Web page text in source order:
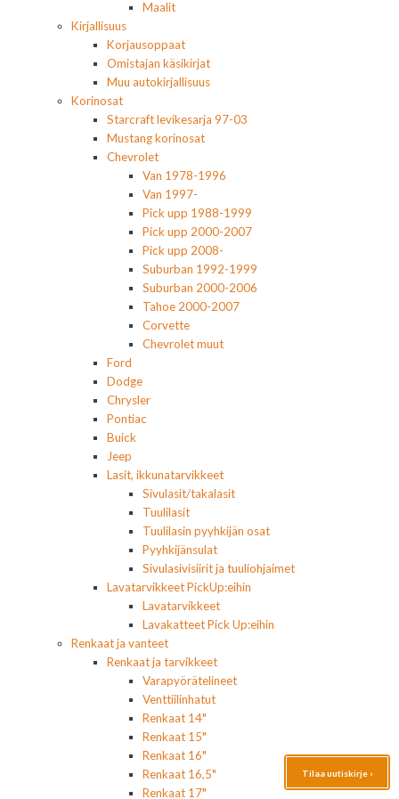
Maalit
Kirjallisuus
Korjausoppaat
Omistajan käsikirjat
Muu autokirjallisuus
Korinosat
Starcraft levikesarja 97-03
Mustang korinosat
Chevrolet
Van 1978-1996
Van 1997-
Pick upp 1988-1999
Pick upp 2000-2007
Pick upp 2008-
Suburban 1992-1999
Suburban 2000-2006
Tahoe 2000-2007
Corvette
Chevrolet muut
Ford
Dodge
Chrysler
Pontiac
Buick
Jeep
Lasit, ikkunatarvikkeet
Sivulasit/takalasit
Tuulilasit
Tuulilasin pyyhkijän osat
Pyyhkijänsulat
Sivulasivisiirit ja tuuliohjaimet
Lavatarvikkeet PickUp:eihin
Lavatarvikkeet
Lavakatteet Pick Up:eihin
Renkaat ja vanteet
Renkaat ja tarvikkeet
Varapyörätelineet
Venttiilinhatut
Renkaat 14"
Renkaat 15"
Renkaat 16"
Renkaat 16,5"
Renkaat 17"
Tilaa uutiskirje ›